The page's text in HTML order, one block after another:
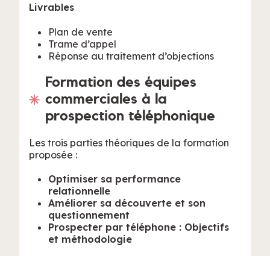
Livrables
Plan de vente
Trame d’appel
Réponse au traitement d’objections
Formation des équipes
commerciales à la
prospection téléphonique
Les trois parties théoriques de la formation
proposée :
Optimiser sa performance
relationnelle
Améliorer sa découverte et son
questionnement
Prospecter par téléphone : Objectifs
et méthodologie